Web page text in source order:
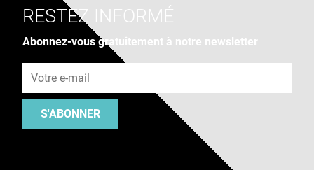
RESTEZ INFORMÉ
Abonnez-vous gratuitement à notre newsletter
S'ABONNER